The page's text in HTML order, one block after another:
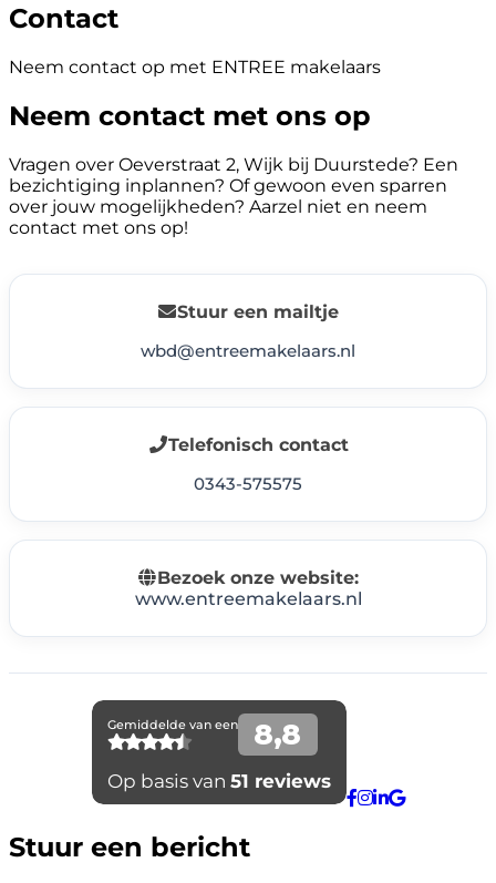
Contact
Neem contact op met ENTREE makelaars
Neem contact met ons op
Vragen over Oeverstraat 2, Wijk bij Duurstede? Een
bezichtiging inplannen? Of gewoon even sparren
over jouw mogelijkheden? Aarzel niet en neem
contact met ons op!
Stuur een mailtje
wbd@entreemakelaars.nl
Telefonisch contact
0343-575575
Bezoek onze website:
www.entreemakelaars.nl
Stuur een bericht